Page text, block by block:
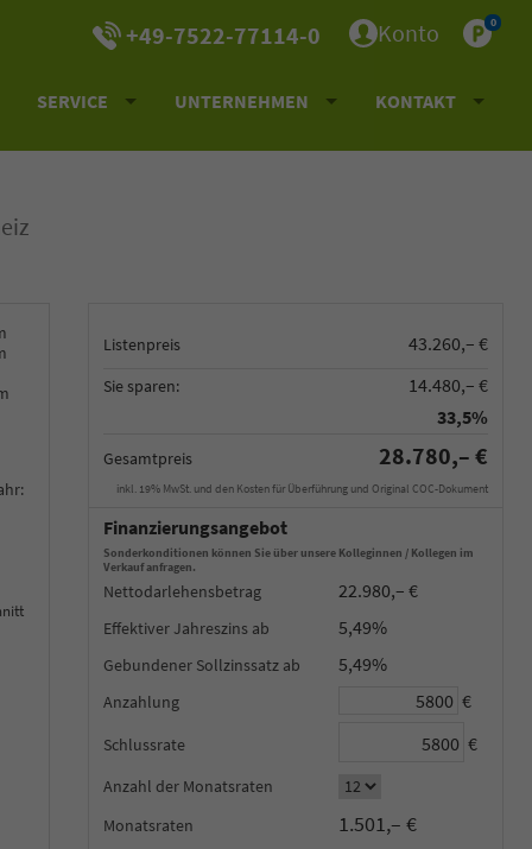
+49-7522-77114-0 Konto 0
SERVICE UNTERNEHMEN KONTAKT
Listenpreis 43.260,– €
Sie sparen:
14.480,– €
33,5%
Gesamtpreis 28.780,– €
inkl. 19% MwSt. und den Kosten für Überführung und Original COC-Dokument
Finanzierungsangebot
Sonderkonditionen können Sie über unsere Kolleginnen / Kollegen im
Verkauf anfragen.
Nettodarlehensbetrag 22.980,– €
Effektiver Jahreszins 5,49%
Gebundener Sollzinssatz 5,49%
Anzahlung €
Schlussrate €
Anzahl der Monatsraten
Monatsraten
1.501,– €